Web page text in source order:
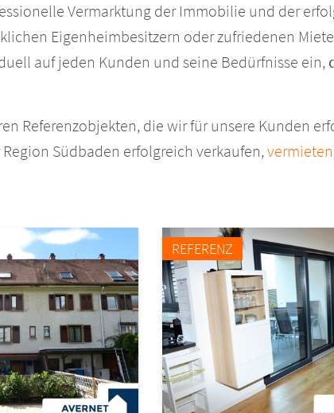
Vermarktung der Immobilie und der
Eigenheimbesitzern oder zufriedenen
auf jeden Kunden und seine Bedürfnisse ein,
Referenzobjekten, die wir für unsere Kunden
Südbaden erfolgreich verkaufen,vermieten
REFERENZ